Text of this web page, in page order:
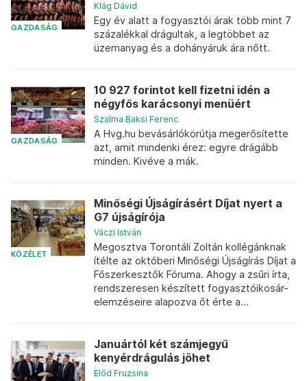
GAZDASÁG
Klág Dávid
Egy év alatt a fogyasztói árak több mint 7
százalékkal drágultak, a legtöbbet az
üzemanyag és a dohányáruk ára nőtt.
GAZDASÁG
10 927 forintot kell fizetni idén a
négyfős karácsonyi menüért
Szalma Baksi Ferenc
A Hvg.hu bevásárlókörútja megerősítette
azt, amit mindenki érez: egyre drágább
minden. Kivéve a mák.
KÖZÉLET
Minőségi Újságírásért Díjat nyert a
G7 újságírója
Váczi István
Megosztva Torontáli Zoltán kollégánknak
ítélte az októberi Minőségi Újságírás Díjat a
Főszerkesztők Fóruma. Ahogy a zsűri írta,
rendszeresen készített fogyasztóikosár-
elemzéseire alapozva őt érte a...
Januártól két számjegyű
kenyérdrágulás jöhet
Előd Fruzsina